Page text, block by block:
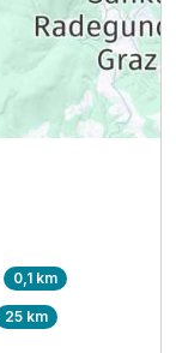
0,1 km
25 km